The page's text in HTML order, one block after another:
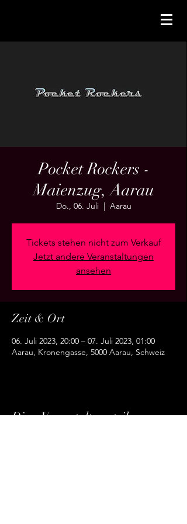
Pocket Rockers -
Maienzug, Aarau
Do., 06. Juli
  |
Aarau
Tickets stehen nicht zum Verkauf
Jetzt andere Veranstaltungen
ansehen
Zeit & Ort
06. Juli 2023, 20:00 – 07. Juli 2023, 01:00
Aarau, Kronengasse, 5000 Aarau, Schweiz
Diese Veranstaltung teilen